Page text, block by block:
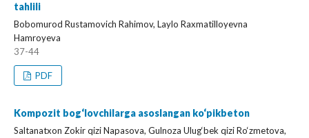
tahlili
Bobomurod Rustamovich Rahimov, Laylo Raxmatilloyevna
Hamroyeva
37-44
PDF
Kompozit bog‘lovchilarga asoslangan ko‘pikbeton
Saltanatxon Zokir qizi Napasova, Gulnoza Ulug‘bek qizi Ro‘zmetova,